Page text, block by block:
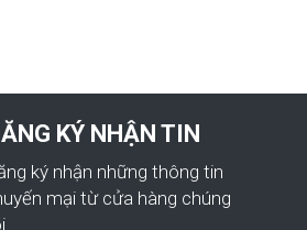
KÝ NHẬN TIN
ký nhận những thông tin
mại từ cửa hàng chúng